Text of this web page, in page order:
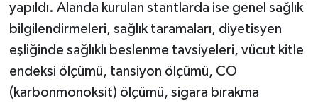
yapıldı. Alanda kurulan stantlarda ise genel sağlık
bilgilendirmeleri, sağlık taramaları, diyetisyen
eşliğinde sağlıklı beslenme tavsiyeleri, vücut kitle
endeksi ölçümü, tansiyon ölçümü, CO
(karbonmonoksit) ölçümü, sigara bırakma